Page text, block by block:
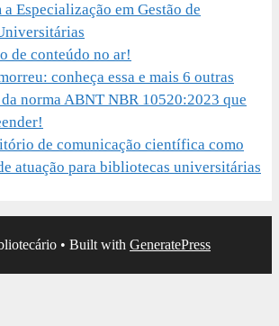
Especialização em Gestão de
de conteúdo no ar!
conheça essa e mais 6 outras
norma ABNT NBR 10520:2023 que
de comunicação científica como
atuação para bibliotecas universitárias
• Built with GeneratePress